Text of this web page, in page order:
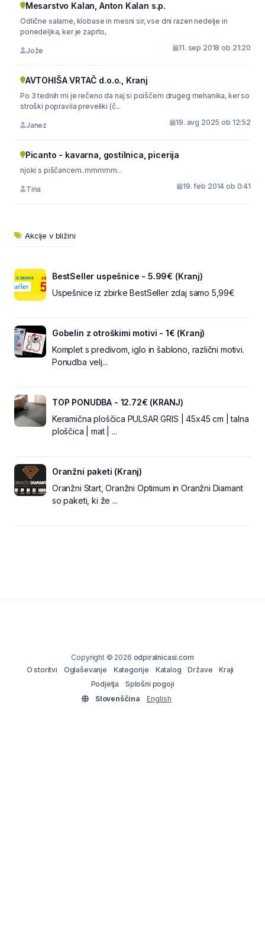
Mesarstvo Kalan, Anton Kalan s.p.
Odlične salame, klobase in mesni sir, vse dni razen nedelje in
ponedeljka, ker je zaprto,
Jože 11. sep 2018 ob 21:20
AVTOHIŠA VRTAČ d.o.o., Kranj
Po 3 tednih mi je rečeno da naj si poiščem drugeg mehanika, ker so
stroški popravila preveliki (č...
Janez 19. avg 2025 ob 12:52
Picanto - kavarna, gostilnica, picerija
njoki s piščancem..mmmmm...
Tina 19. feb 2014 ob 0:41
Akcije v bližini
BestSeller uspešnice - 5.99€ (Kranj)
Uspešnice iz zbirke BestSeller zdaj samo 5,99€
Gobelin z otroškimi motivi - 1€ (Kranj)
Komplet s predivom, iglo in šablono, različni motivi.
Ponudba velj...
TOP PONUDBA - 12.72€ (KRANJ)
Keramična ploščica PULSAR GRIS | 45x45 cm | talna
ploščica | mat | ...
Oranžni paketi (Kranj)
Oranžni Start, Oranžni Optimum in Oranžni Diamant
so paketi, ki že ...
Copyright © 2026 odpiralnicasi.com
O storitvi
Oglaševanje Kategorije Katalog Države
Kraji
Podjetja
Splošni pogoji
Slovenščina
English